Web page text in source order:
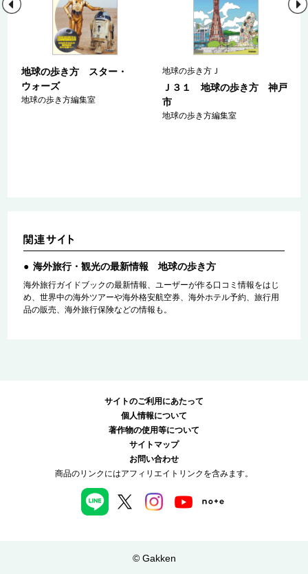
地球の歩き方 スター・
ウォーズ
地球の歩き方編集室
地球の歩き方Ｊ
Ｊ３１ 地球の歩き方 神戸
市
地球の歩き方編集室
海外旅行・観光の最新情報 地球の歩き方
海外旅行ガイドブックの最新情報、ユーザーが作る口コミ情報をはじ
め、世界中の海外ツアーや海外格安航空券、海外ホテル予約、旅行用
品の販売、海外旅行保険などの情報も。
サイトのご利用にあたって
個人情報について
著作物の使用等について
サイトマップ
お問い合わせ
商品のリンクにはアフィリエイトリンクを含みます。
© Gakken